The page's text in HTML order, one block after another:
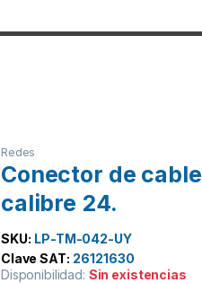
Redes
Conector de
calibre 24.
SKU: LP-TM-042-UY
Clave SAT: 26121630
Disponibilidad: Sin existencias